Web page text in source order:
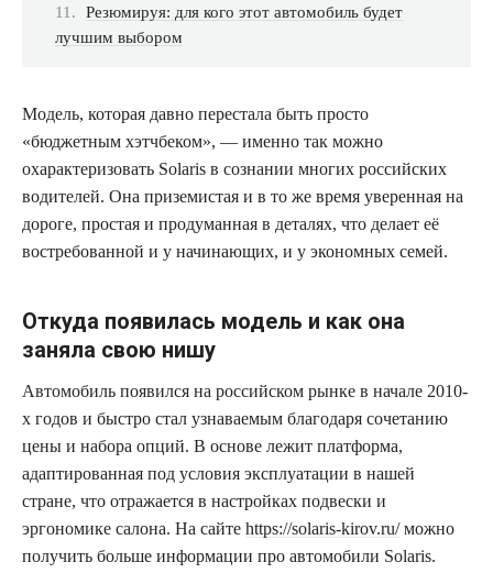
Резюмируя: для кого этот автомобиль будет
лучшим выбором
Модель, которая давно перестала быть просто
«бюджетным хэтчбеком», — именно так можно
охарактеризовать Solaris в сознании многих российских
водителей. Она приземистая и в то же время уверенная на
дороге, простая и продуманная в деталях, что делает её
востребованной и у начинающих, и у экономных семей.
Откуда появилась модель и как она
заняла свою нишу
Автомобиль появился на российском рынке в начале 2010-
х годов и быстро стал узнаваемым благодаря сочетанию
цены и набора опций. В основе лежит платформа,
адаптированная под условия эксплуатации в нашей
стране, что отражается в настройках подвески и
эргономике салона. На сайте https://solaris-kirov.ru/можно
получить больше информации про автомобили Solaris.